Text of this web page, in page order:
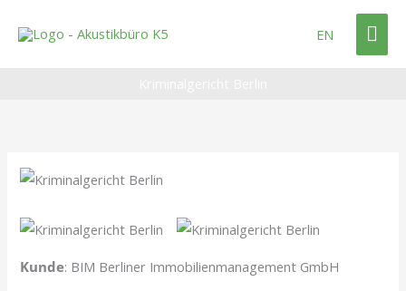
Inhalt
EN
Kunde: BIM Berliner Immobilienmanagement GmbH